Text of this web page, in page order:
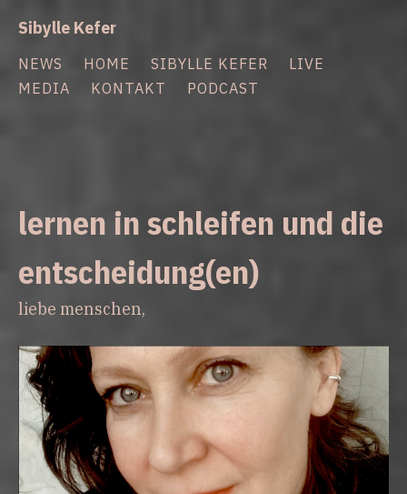
Inhalt
springen
Sibylle Kefer
NEWS HOME SIBYLLE KEFER
LIVE
MEDIA
KONTAKT PODCAST
news
lernen in schleifen und die
entscheidung(en)
liebe menschen,